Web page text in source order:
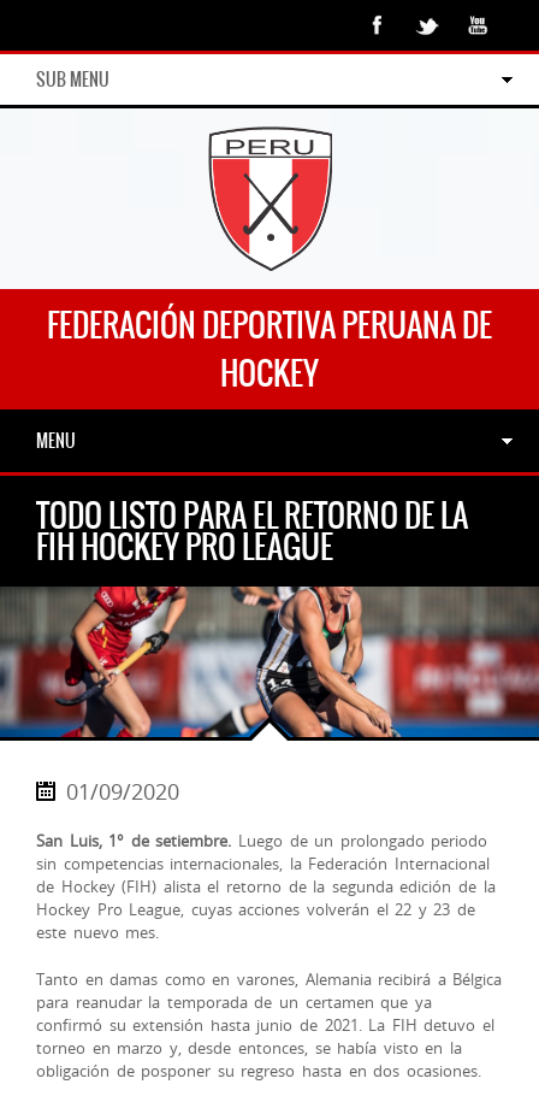
SUB MENU
FEDERACIÓN DEPORTIVA PERUANA DE
HOCKEY
MENU
TODO LISTO PARA EL RETORNO DE LA
FIH HOCKEY PRO LEAGUE
01/09/2020
San Luis, 1° de setiembre. Luego de un prolongado periodo
sin competencias internacionales, la Federación Internacional
de Hockey (FIH) alista el retorno de la segunda edición de la
Hockey Pro League, cuyas acciones volverán el 22 y 23 de
este nuevo mes.
Tanto en damas como en varones, Alemania recibirá a Bélgica
para reanudar la temporada de un certamen que ya
confirmó su extensión hasta junio de 2021. La FIH detuvo el
torneo en marzo y, desde entonces, se había visto en la
obligación de posponer su regreso hasta en dos ocasiones.